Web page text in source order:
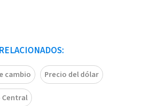
cambio Precio del dólar
Central